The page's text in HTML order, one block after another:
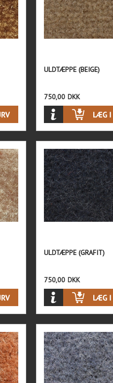
ULDTÆPPE (BEIGE)
750,00 DKK
ULDTÆPPE (GRAFIT)
750,00 DKK